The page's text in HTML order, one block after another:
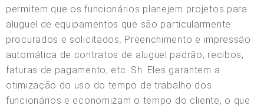
permitem que os funcionários planejem projetos para
aluguel de equipamentos que são particularmente
procurados e solicitados. Preenchimento e impressão
automática de contratos de aluguel padrão, recibos,
faturas de pagamento, etc. Sh. Eles garantem a
otimização do uso do tempo de trabalho dos
funcionários e economizam o tempo do cliente, o que